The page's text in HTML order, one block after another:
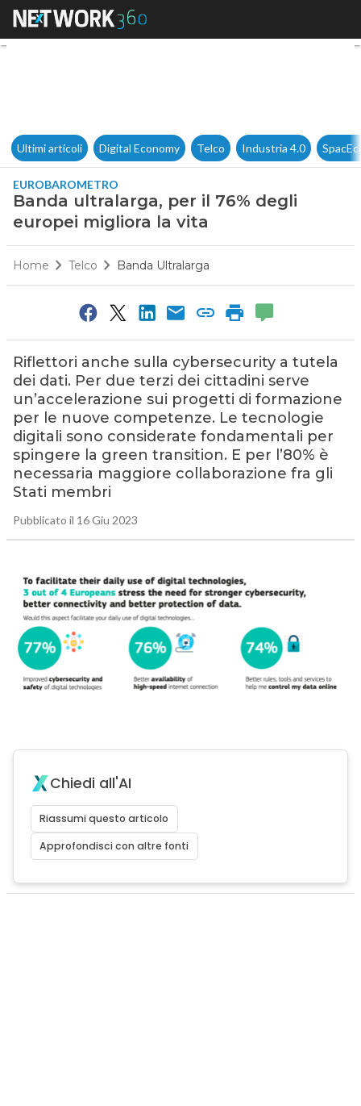
Banda ultralarga, per il 76%
Ultimi articoli Digital Economy Telco Industria 4.0
EUROBAROMETRO
Banda ultralarga, per il 76% degli
europei migliora la vita
Home Telco Banda Ultralarga
Riflettori anche sulla cybersecurity a tutela
dei dati. Per due terzi dei cittadini serve
un’accelerazione sui progetti di formazione
per le nuove competenze. Le tecnologie
digitali sono considerate fondamentali per
spingere la green transition. E per l’80% è
necessaria maggiore collaborazione fra gli
Stati membri
Pubblicato il 16 Giu 2023
Chiedi all'AI
Riassumi questo articolo
Approfondisci con altre fonti